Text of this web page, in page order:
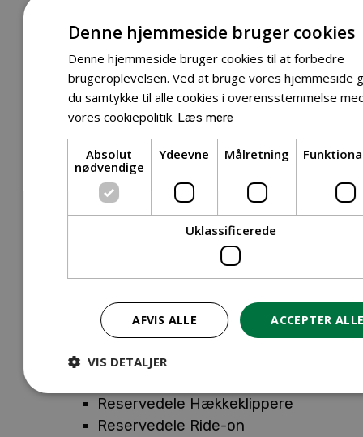
Tilbehør Buskryddere og Trimmere
Tilbehør Entreprenørudstyr
Tilbehør Havetraktor
Tilbehør Hækkeklippere
Tilbehør Motorsav
Tilbehør Kæder
Tilbehør Sværd
Tilbehør Rengøringsmaskiner
Tilbehør Robotplæneklipper
Tilbehør Walk Behind
Reservedele Løvblæsere
Reservedele Motorsave
Reservedele Plæneklippere
Reservedele Hækkeklippere
Reservedele Ride-on
Denne hjemmeside bruger cookies
Denne hjemmeside bruger cookies til at forbedre
brugeroplevelsen. Ved at bruge vores hjemmeside
du samtykke til alle cookies i overensstemmelse
vores cookiepolitik. Læs mere
Absolut
nødvendige
Ydeevne Målretning
Uklassificerede
ACCEPTER
AFVIS ALLE
VIS DETALJER